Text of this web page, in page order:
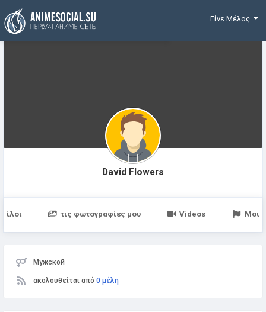
Χρηματοδότηση
Γίνε Μέλος
David Flowers
Φίλοι τις φωτογραφίες μου Videos Μου
Мужской
ακολουθείται από 0 μέλη